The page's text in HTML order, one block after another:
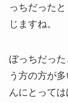
っちだった
じますね。
ぼっちだっ
う方の方が
んにとって